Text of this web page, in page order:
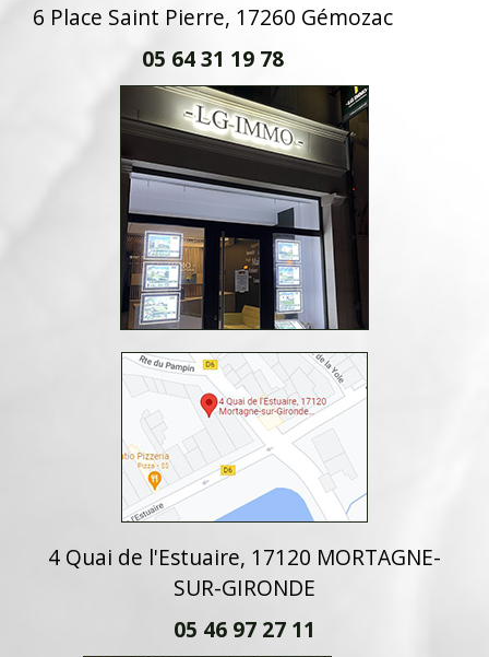
6 Place Saint Pierre, 17260 Gémozac
05 64 31 19 78
4 Quai de l'Estuaire, 17120 MORTAGNE-
SUR-GIRONDE
05 46 97 27 11